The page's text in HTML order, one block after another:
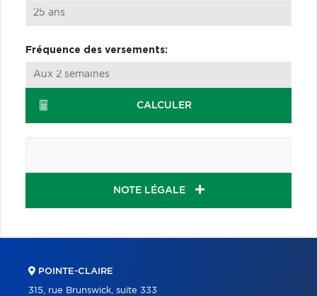
Fréquence des versements:
CALCULER
NOTE LÉGALE
POINTE-CLAIRE
315, rue Brunswick, suite 333